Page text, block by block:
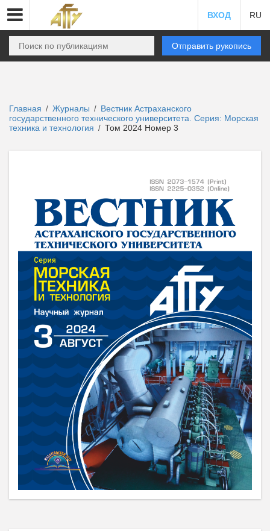
ВХОД RU
Отправить рукопись
Главная / Журналы / Вестник Астраханского
государственного технического университета. Серия: Морская
техника и технология / Том 2024 Номер 3